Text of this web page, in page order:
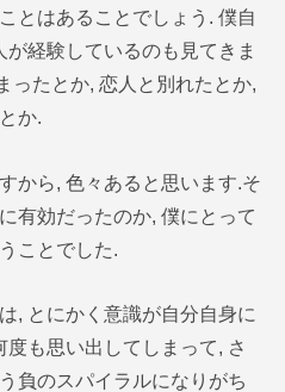
とはあることでしょう. 僕自
経験しているのも見てきま
ったとか, 恋人と別れたとか,
か.
から, 色々あると思います.そ
有効だったのか, 僕にとって
ことでした.
, とにかく意識が自分自身に
も思い出してしまって, さ
負のスパイラルになりがち